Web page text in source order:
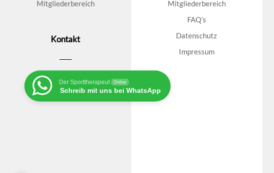
Mitgliederbereich
Kontakt
Der Sporttherapeut Online
Schreib mit uns bei WhatsApp
Mitgliederbereich
FAQ’s
Datenschutz
Impressum